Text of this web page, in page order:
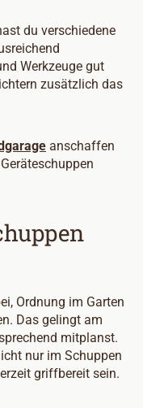
du verschiedene
Werkzeuge gut
zusätzlich das
anschaffen
Ordnung im Garten
Das gelingt am
mitplanst.
nur im Schuppen
griffbereit sein.